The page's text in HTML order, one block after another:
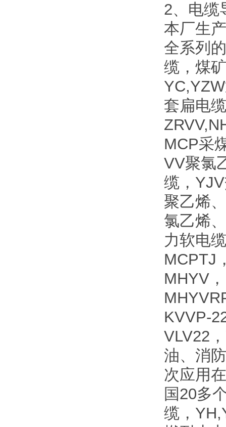
2、电缆
本厂生
全系列
缆，煤
套扁电
MCP采
VV聚氯
缆，
聚乙烯
氯乙烯
力软电
MCPTJ
MHYV
KVVP-
VLV22
油、消
次应用
国20多
缆，